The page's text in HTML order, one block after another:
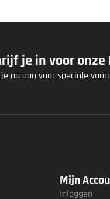
je in voor
nu aan voor speciale
Mijn
Inloggen